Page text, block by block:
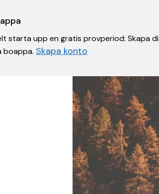
starta upp en gratis provperiod: Skapa
boappa. Skapa konto